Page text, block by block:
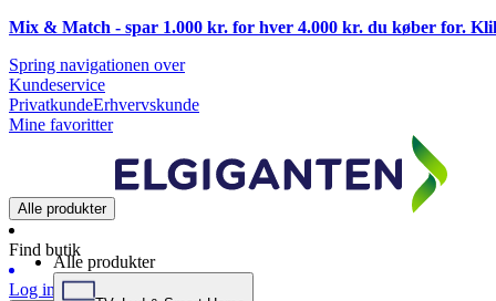
Mix & Match - spar 1.000 kr. for hver 4.000 kr. du køber for.
Spring navigationen over
Kundeservice
PrivatkundeErhvervskunde
Mine favoritter
Alle produkter
Find butik
Log ind
Alle produkter